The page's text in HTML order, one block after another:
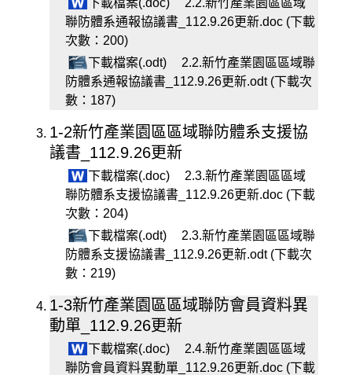
聯防體系通報協議書_112.9.26更新.doc (下載
次數：200)
下載檔案(.odt)
2.2.新竹產業園區區域聯
防體系通報協議書_112.9.26更新.odt (下載次
數：187)
1-2新竹產業園區區域聯防體系支援協
議書_112.9.26更新
下載檔案(.doc)
2.3.新竹產業園區區域
聯防體系支援協議書_112.9.26更新.doc (下載
次數：204)
下載檔案(.odt)
2.3.新竹產業園區區域聯
防體系支援協議書_112.9.26更新.odt (下載次
數：219)
1-3新竹產業園區區域聯防會員資料異
動單_112.9.26更新
下載檔案(.doc)
2.4.新竹產業園區區域
聯防會員資料異動單_112.9.26更新.doc (下載